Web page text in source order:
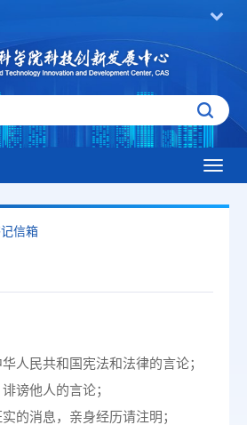
信箱
人民共和国宪法和法律的言论；
谤他人的言论；
的消息，亲身经历请注明；